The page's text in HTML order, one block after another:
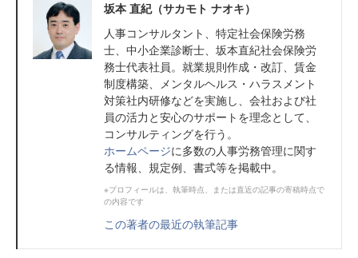
坂本 直紀（サカモト ナオキ）
人事コンサルタント、特定社会保険労務
士、中小企業診断士、坂本直紀社会保険労
務士代表社員。就業規則作成・改訂、賃金
制度構築、メンタルヘルス・ハラスメント
対策社内研修などを実施し、会社および社
員の活力と安心のサポートを理念として、
コンサルティングを行う。
ホームページに多数の人事労務管理に関す
る情報、規定例、書式等を掲載中。
※プロフィールは、執筆時点、または直近の記事の寄稿時点で
の内容です
この著者の最近の執筆記事